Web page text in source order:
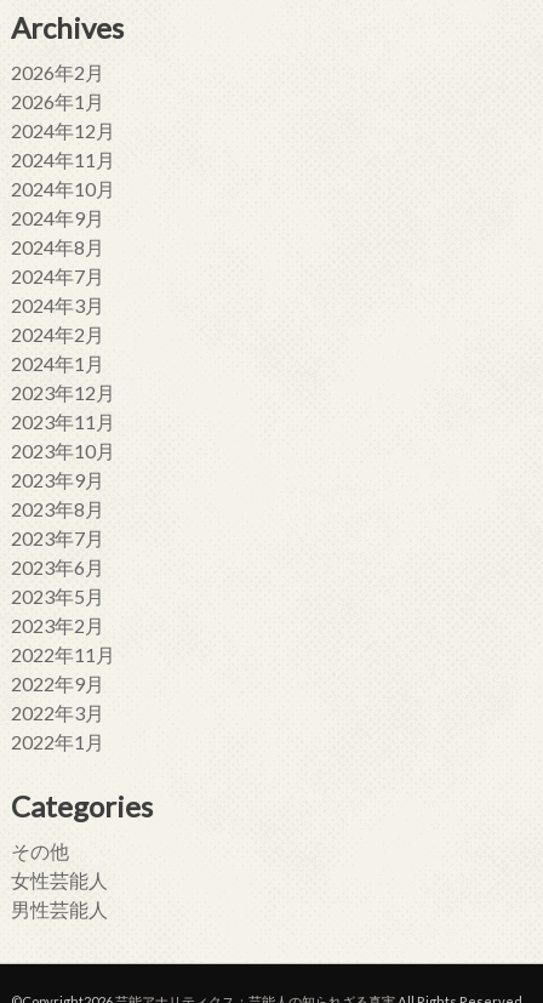
Archives
2026年2月
2026年1月
2024年12月
2024年11月
2024年10月
2024年9月
2024年8月
2024年7月
2024年3月
2024年2月
2024年1月
2023年12月
2023年11月
2023年10月
2023年9月
2023年8月
2023年7月
2023年6月
2023年5月
2023年2月
2022年11月
2022年9月
2022年3月
2022年1月
Categories
その他
女性芸能人
男性芸能人